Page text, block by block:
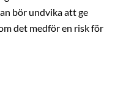
bör undvika att ge
det medför en risk för